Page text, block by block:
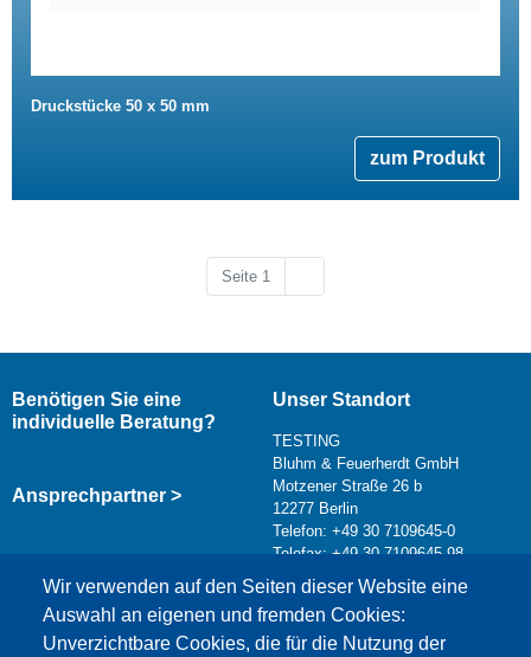
Druckstücke 50 x 50 mm
zum Produkt
Seite 1
Wir verwenden auf den Seiten dieser Website eine
Auswahl an eigenen und fremden Cookies:
Unverzichtbare Cookies, die für die Nutzung der
Benötigen Sie eine
individuelle Beratung?
Ansprechpartner >
Unser Standort
TESTING
Bluhm & Feuerherdt GmbH
Motzener Straße 26 b
12277 Berlin
Telefon: +49 30 7109645-0
Telefax: +49 30 7109645-98
info@testing.de